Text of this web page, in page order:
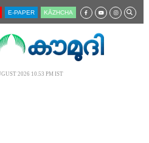
E-PAPER KĀZHCHA
2026 10.53 PM IST